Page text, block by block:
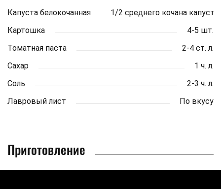
Капуста белокочанная
1/2 среднего кочана капусты
Картошка
4-5 шт.
Томатная паста
2-4 ст. л.
Сахар
1 ч. л.
Соль
2-3 ч. л.
Лавровый лист
По вкусу
Приготовление